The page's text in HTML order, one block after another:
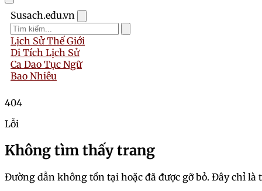
Susach.edu.vn
Lịch Sử Thế Giới
Di Tích Lịch Sử
Ca Dao Tục Ngữ
Bao Nhiêu
404
Lỗi
Không tìm thấy trang
Đường dẫn không tồn tại hoặc đã được gỡ bỏ. Đây chỉ là